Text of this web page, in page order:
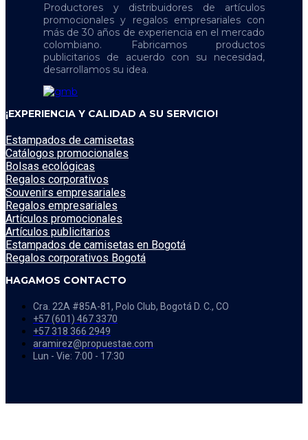
Productores y distribuidores de artículos
promocionales y regalos empresariales con
más de 30 años de experiencia en el mercado
colombiano. Fabricamos productos
publicitarios de acuerdo con su necesidad,
desarrollamos su idea.
¡EXPERIENCIA Y CALIDAD A SU SERVICIO!
Estampados de camisetas
Catálogos promocionales
Bolsas ecológicas
Regalos corporativos
Souvenirs empresariales
Regalos empresariales
Artículos promocionales
Artículos publicitarios
Estampados de camisetas en Bogotá
Regalos corporativos Bogotá
HAGAMOS CONTACTO
Cra. 22A #85A-81, Polo Club, Bogotá D. C., CO
+57 (601) 467 3370
+57 318 366 2949
aramirez@propuestae.com
Lun - Vie: 7:00 - 17:30